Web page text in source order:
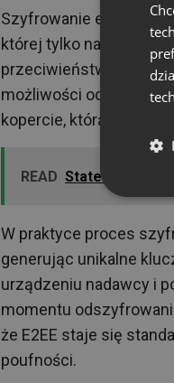
Szyfrowanie end-to-
której tylko nadawca i
przeciwieństwie do
możliwości odczytania
kopercie, którą może
READ State of Online
W praktyce proces
generując unikalne
urządzeniu nadawcy i
momentu
że E2EE staje się
poufności.